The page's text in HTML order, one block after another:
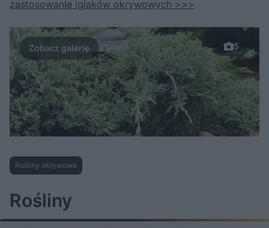
zastosowanie iglaków okrywowych >>>
5
Rośliny okrywowe
Rośliny